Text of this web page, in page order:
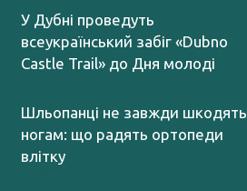
У Дубні проведуть
всеукраїнський забіг «Dubno
Castle Trail» до Дня молоді
Шльопанці не завжди шкодять
ногам: що радять ортопеди
влітку